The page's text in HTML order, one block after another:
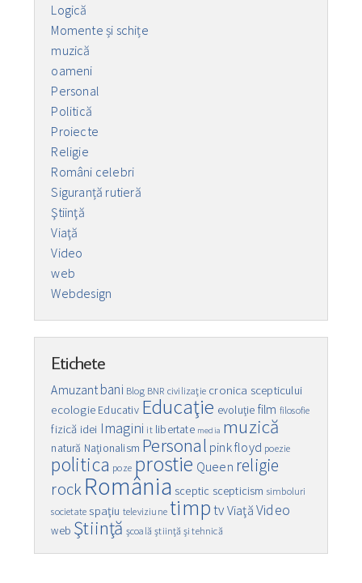
Logică
Momente și schițe
muzică
oameni
Personal
Politică
Proiecte
Religie
Români celebri
Siguranță rutieră
Ştiinţă
Viaţă
Video
web
Webdesign
Etichete
Amuzant bani Blog BNR civilizaţie cronica scepticului
ecologie Educativ Educaţie evoluţie film filosofie
fizică idei Imagini it libertate media muzică
natură Naţionalism Personal pink floyd poezie
politica poze prostie Queen religie
rockRomânia sceptic scepticism simboluri
societate spaţiu televiziune timptvViaţă Video
web Ştiinţă şcoală ştiinţă şi tehnică